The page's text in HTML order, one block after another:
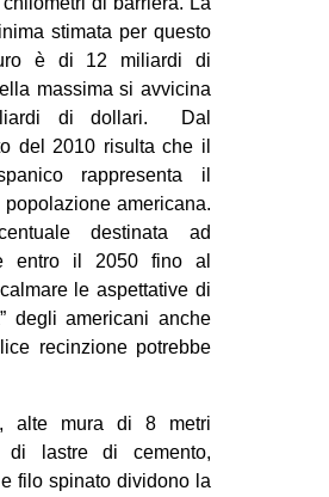
in
Fb
tw
bsky
stimata per questo
è di 12 miliardi di
massima si avvicina
di dollari. Dal
del 2010 risulta che il
rappresenta il
americana.
destinata ad
entro il 2050 fino al
le aspettative di
degli americani anche
recinzione potrebbe
alte mura di 8 metri
di lastre di cemento,
filo spinato dividono la